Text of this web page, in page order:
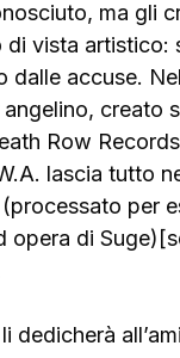
ma gli
vista
accuse.
creato
Row
lascia tutto
per
opera di
dedicherà